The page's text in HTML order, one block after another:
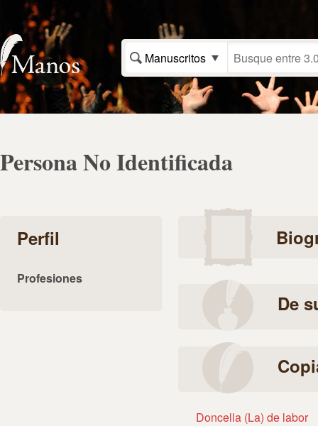
Manuscritos
Persona No Identificada
Perfil
Profesiones
De
Doncella (La) de labor